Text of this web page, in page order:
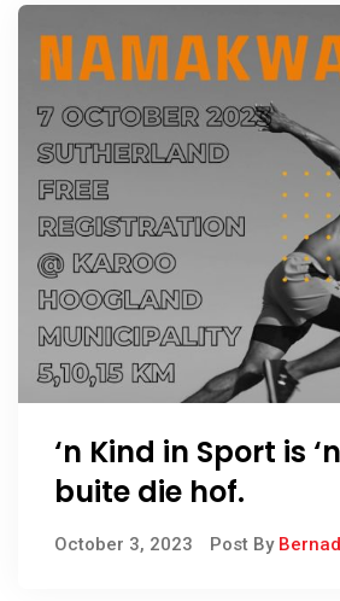
‘n Kind in Sport is
buite die hof.
October 3, 2023 Post By